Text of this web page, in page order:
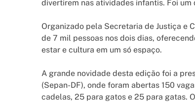
divertirem nas atividades infantis. Foi um
Organizado pela Secretaria de Justiça e
de 7 mil pessoas nos dois dias,
estar e cultura em um só espaço.
A grande novidade desta edição foi a
(Sepan-DF), onde foram abertas 150
cadelas, 25 para gatos e 25 para gatas.